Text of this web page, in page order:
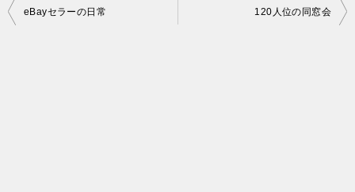
投
eBayセラーの日常 120人位の同窓会